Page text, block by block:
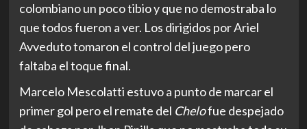
colombiano un poco tibio y que no demostraba lo
que todos fueron a ver. Los dirigidos por Ariel
Avveduto tomaron el control del juego pero
faltaba el toque final.
Marcelo Mescolatti estuvo a punto de marcar el
primer gol pero el remate del Chelofue despejado